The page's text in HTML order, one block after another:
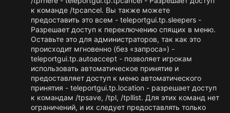
к команде /tpcancel. Вы также можете
предоставить это всем - teleportgui.tp.sleepers -
Разрешает доступ к переключению спящих в меню.
Оставьте это для администраторов, так как это
происходит мгновенно (без «запроса») -
teleportgui.tp.autoaccept - позволяет игрокам
использовать автоматическое принятие и
предоставляет доступ к меню автоматического
принятия - teleportgui.tp.location - разрешает доступ
к командам /tpsave, /tpl, /tpllist. Для этих команд нет
ограничений, и их следует предоставлять только